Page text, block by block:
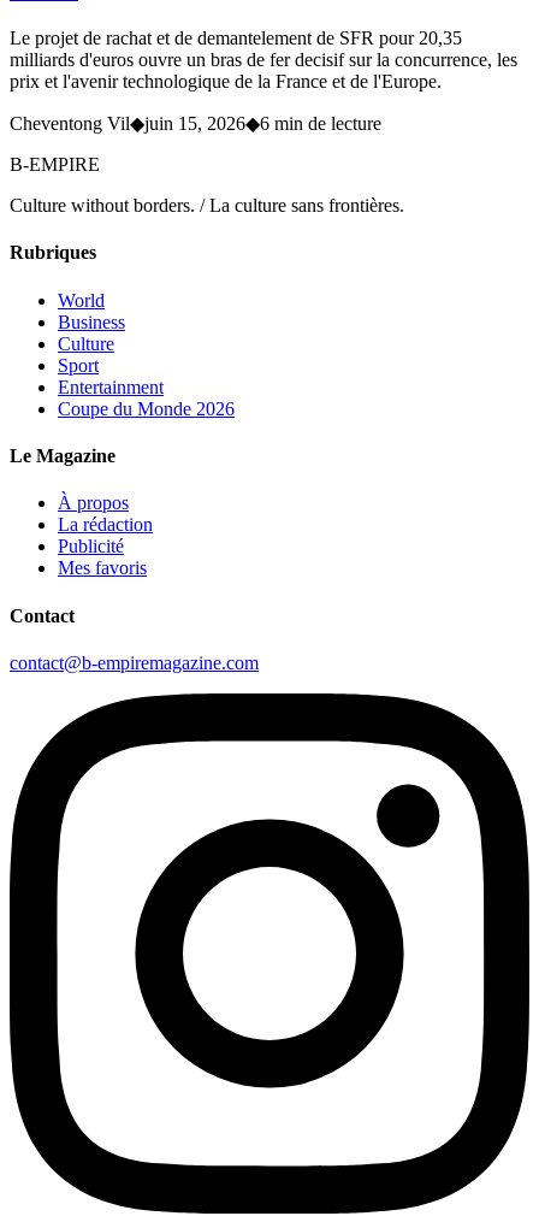
Le projet de rachat et de demantelement de SFR pour 20,35
milliards d'euros ouvre un bras de fer decisif sur la concurrence, les
prix et l'avenir technologique de la France et de l'Europe.
Cheventong Vil◆juin 15, 2026◆6 min de lecture
B-EMPIRE
Culture without borders. / La culture sans frontières.
Rubriques
World
Business
Culture
Sport
Entertainment
Coupe du Monde 2026
Le Magazine
À propos
La rédaction
Publicité
Mes favoris
Contact
contact@b-empiremagazine.com